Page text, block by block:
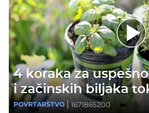
4 koraka za
i začinskih biljaka
POVRTARSTVO 1671865200